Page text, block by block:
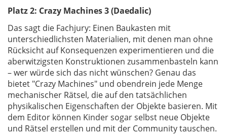
Platz 2: Crazy Machines 3 (Daedalic)
Das sagt die Fachjury: Einen Baukasten mit
unterschiedlichsten Materialien, mit denen man ohne
Rücksicht auf Konsequenzen experimentieren und die
aberwitzigsten Konstruktionen zusammenbasteln kann
– wer würde sich das nicht wünschen? Genau das
bietet "Crazy Machines" und obendrein jede Menge
mechanischer Rätsel, die auf den tatsächlichen
physikalischen Eigenschaften der Objekte basieren. Mit
dem Editor können Kinder sogar selbst neue Objekte
und Rätsel erstellen und mit der Community tauschen.